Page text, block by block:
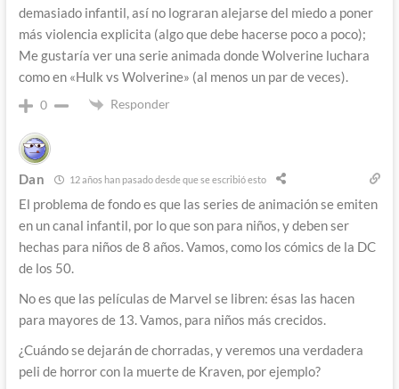
demasiado infantil, así no lograran alejarse del miedo a poner
más violencia explicita (algo que debe hacerse poco a poco);
Me gustaría ver una serie animada donde Wolverine luchara
como en «Hulk vs Wolverine» (al menos un par de veces).
0 Responder
Dan 12 años han pasado desde que se escribió esto
El problema de fondo es que las series de animación se emiten
en un canal infantil, por lo que son para niños, y deben ser
hechas para niños de 8 años. Vamos, como los cómics de la DC
de los 50.
No es que las películas de Marvel se libren: ésas las hacen
para mayores de 13. Vamos, para niños más crecidos.
¿Cuándo se dejarán de chorradas, y veremos una verdadera
peli de horror con la muerte de Kraven, por ejemplo?